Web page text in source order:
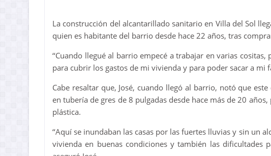
La construcción del alcantarillado sanitario en Villa del Sol
quien es habitante del barrio desde hace 22 años, tras
‘‘Cuando llegué al barrio empecé a trabajar en varias
para cubrir los gastos de mi vivienda y para poder sacar a mi
Cabe resaltar que, José, cuando llegó al barrio, notó que
en tubería de gres de 8 pulgadas desde hace más de 20
plástica.
‘‘Aquí se inundaban las casas por las fuertes lluvias y sin un
vivienda en buenas condiciones y también las dificultades